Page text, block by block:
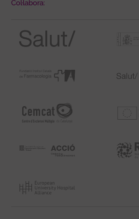
Col·labora: